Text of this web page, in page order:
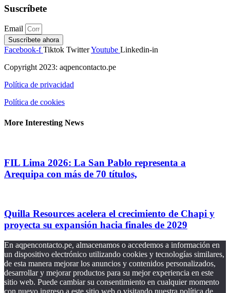
Suscríbete
Email
Suscríbete ahora
Facebook-f Tiktok TwitterYoutube Linkedin-in
Copyright 2023: aqpencontacto.pe
Política de privacidad
Política de cookies
More Interesting News
FIL Lima 2026: La San Pablo representa a
Arequipa con más de 70 títulos,
Quilla Resources acelera el crecimiento de Chapi y
proyecta su expansión hacia finales de 2029
En aqpencontacto.pe, almacenamos o accedemos a información en
un dispositivo electrónico utilizando cookies y tecnologías similares,
de esta manera mejorar los anuncios y contenidos personalizados,
desarrollar y mejorar productos para su mejor experiencia en este
sitio web. Puede cambiar su consentimiento en cualquier momento
con nuevo ingreso a este sitio web o visitando nuestra política de